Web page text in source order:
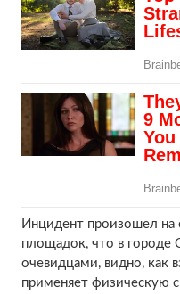
Инцидент произошел на
площадок, что в городе
очевидцами, видно, как
применяет физическую